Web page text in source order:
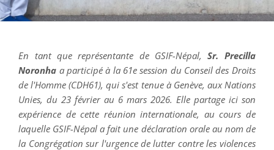
En tant que représentante de GSIF-Népal,Sr. Precilla
Noronha a participé à la 61e session du Conseil des Droits
de l'Homme (CDH61), qui s'est tenue à Genève, aux Nations
Unies, du 23 février au 6 mars 2026. Elle partage ici son
expérience de cette réunion internationale, au cours de
laquelle GSIF-Népal a fait une déclaration orale au nom de
la Congrégation sur l'urgence de lutter contre les violences